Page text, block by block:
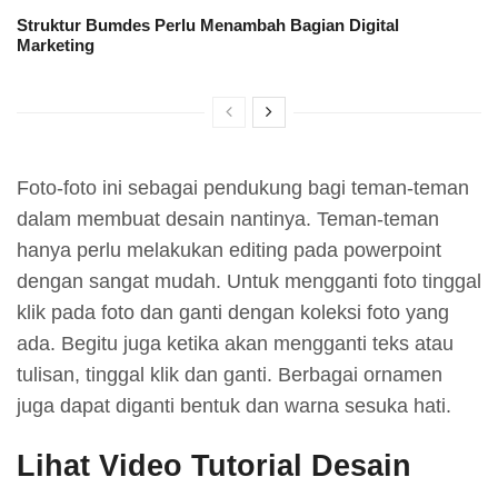
Struktur Bumdes Perlu Menambah Bagian Digital
Marketing
Foto-foto ini sebagai pendukung bagi teman-teman
dalam membuat desain nantinya. Teman-teman
hanya perlu melakukan editing pada powerpoint
dengan sangat mudah. Untuk mengganti foto tinggal
klik pada foto dan ganti dengan koleksi foto yang
ada. Begitu juga ketika akan mengganti teks atau
tulisan, tinggal klik dan ganti. Berbagai ornamen
juga dapat diganti bentuk dan warna sesuka hati.
Lihat Video Tutorial Desain